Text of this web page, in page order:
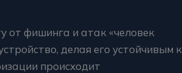
фишинга и атак «человек
делая его устойчивым к
происходит